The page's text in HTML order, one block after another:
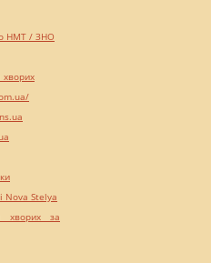
НМТ / ЗНО
хворих
Nova Stelya
хворих за